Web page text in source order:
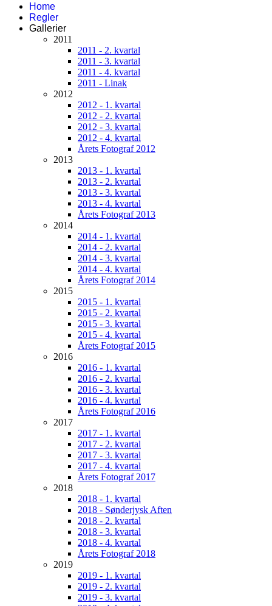
Home
Regler
Gallerier
2011
2011 - 2. kvartal
2011 - 3. kvartal
2011 - 4. kvartal
2011 - Linak
2012
2012 - 1. kvartal
2012 - 2. kvartal
2012 - 3. kvartal
2012 - 4. kvartal
Årets Fotograf 2012
2013
2013 - 1. kvartal
2013 - 2. kvartal
2013 - 3. kvartal
2013 - 4. kvartal
Årets Fotograf 2013
2014
2014 - 1. kvartal
2014 - 2. kvartal
2014 - 3. kvartal
2014 - 4. kvartal
Årets Fotograf 2014
2015
2015 - 1. kvartal
2015 - 2. kvartal
2015 - 3. kvartal
2015 - 4. kvartal
Årets Fotograf 2015
2016
2016 - 1. kvartal
2016 - 2. kvartal
2016 - 3. kvartal
2016 - 4. kvartal
Årets Fotograf 2016
2017
2017 - 1. kvartal
2017 - 2. kvartal
2017 - 3. kvartal
2017 - 4. kvartal
Årets Fotograf 2017
2018
2018 - 1. kvartal
2018 - Sønderjysk Aften
2018 - 2. kvartal
2018 - 3. kvartal
2018 - 4. kvartal
Årets Fotograf 2018
2019
2019 - 1. kvartal
2019 - 2. kvartal
2019 - 3. kvartal